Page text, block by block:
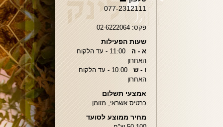
077-2312111
פקס: 02-6222064
שעות הפעילות
א - ה
11:00 - עד הלקוח
האחרון
ו - ש
10:00 - עד הלקוח
האחרון
אמצעי תשלום
כרטיס אשראי, מזומן
מחיר ממוצע לסועד